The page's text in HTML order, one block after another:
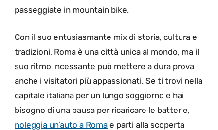
passeggiate in mountain bike.
Con il suo entusiasmante mix di storia, cultura e
tradizioni, Roma è una città unica al mondo, ma il
suo ritmo incessante può mettere a dura prova
anche i visitatori più appassionati. Se ti trovi nella
capitale italiana per un lungo soggiorno e hai
bisogno di una pausa per ricaricare le batterie,
noleggia un’auto a Roma e parti alla scoperta